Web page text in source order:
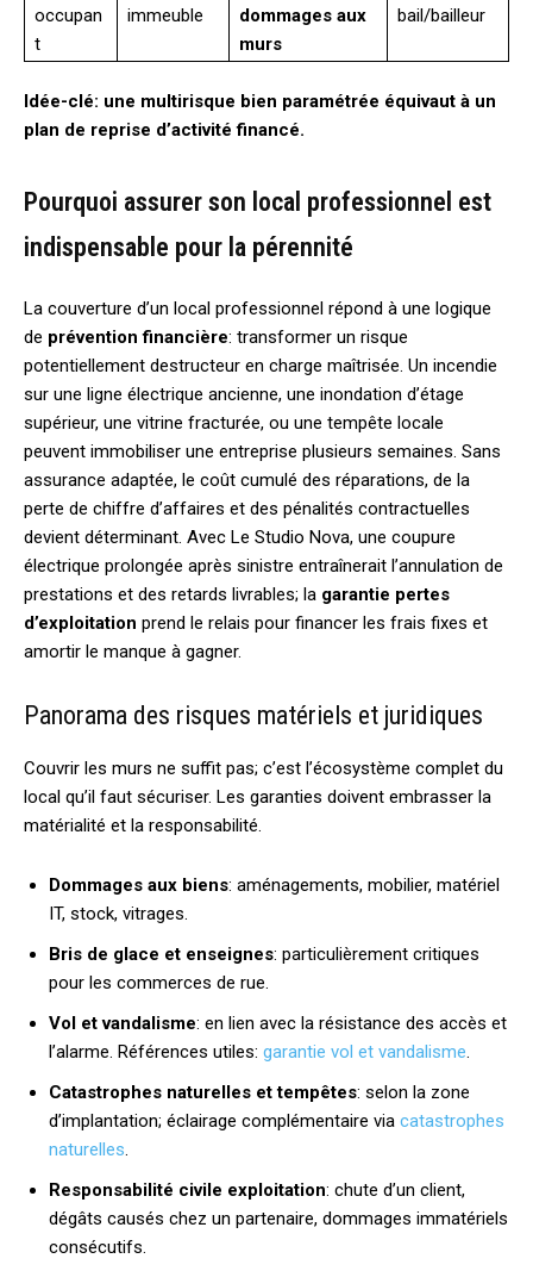
occupan
t
immeuble
dommages aux
murs
bail/bailleur
Idée-clé: une multirisque bien paramétrée équivaut à un
plan de reprise d’activité financé.
Pourquoi assurer son local professionnel est
indispensable pour la pérennité
La couverture d’un local professionnel répond à une logique
de prévention financière: transformer un risque
potentiellement destructeur en charge maîtrisée. Un incendie
sur une ligne électrique ancienne, une inondation d’étage
supérieur, une vitrine fracturée, ou une tempête locale
peuvent immobiliser une entreprise plusieurs semaines. Sans
assurance adaptée, le coût cumulé des réparations, de la
perte de chiffre d’affaires et des pénalités contractuelles
devient déterminant. Avec Le Studio Nova, une coupure
électrique prolongée après sinistre entraînerait l’annulation de
prestations et des retards livrables; la garantie pertes
d’exploitation prend le relais pour financer les frais fixes et
amortir le manque à gagner.
Panorama des risques matériels et juridiques
Couvrir les murs ne suffit pas; c’est l’écosystème complet du
local qu’il faut sécuriser. Les garanties doivent embrasser la
matérialité et la responsabilité.
Dommages aux biens: aménagements, mobilier, matériel
IT, stock, vitrages.
Bris de glace et enseignes: particulièrement critiques
pour les commerces de rue.
Vol et vandalisme: en lien avec la résistance des accès et
l’alarme. Références utiles: garantie vol et vandalisme.
Catastrophes naturelles et tempêtes: selon la zone
d’implantation; éclairage complémentaire via catastrophes
naturelles.
Responsabilité civile exploitation: chute d’un client,
dégâts causés chez un partenaire, dommages immatériels
consécutifs.